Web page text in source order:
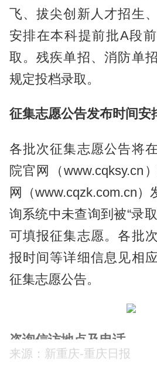
飞、拔尖创新人才招生
安排在本科提前批A段
取。残疾单招、消防单
规定投档录取。
征集志愿公告发布时间安
各批次征集志愿公告将
院官网（www.cqksy.cn
网（www.cqzk.com.cn）
询系统中未查询到被“录
可填报征集志愿。各批
报时间等详细信息见相
征集志愿公告。
咨询信访地点及电话
来源：新重庆-重庆日报